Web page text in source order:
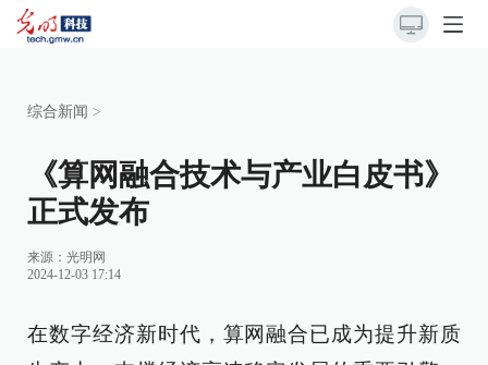
综合新闻 >
《算网融合技术与产业白皮书》
正式发布
来源：光明网
2024-12-03 17:14
在数字经济新时代，算网融合已成为提升新质